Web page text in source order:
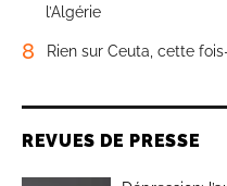
l’Algérie
8 Rien sur Ceuta, cette
REVUES DE PRESSE